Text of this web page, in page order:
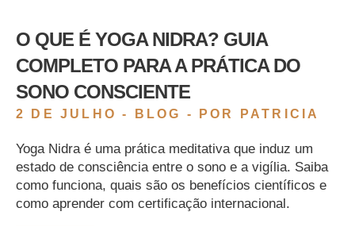
O QUE É YOGA NIDRA? GUIA
COMPLETO PARA A PRÁTICA DO
SONO CONSCIENTE
2 DE JULHO - BLOG - POR PATRICIA
Yoga Nidra é uma prática meditativa que induz um
estado de consciência entre o sono e a vigília. Saiba
como funciona, quais são os benefícios científicos e
como aprender com certificação internacional.